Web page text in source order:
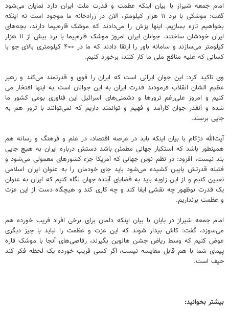
امام جمعه شیراز با بیان اینکه عظمت و قدرت ملت ایران دارد نمایان می‌شود
گفت: موشکی با برد ۱۱ هزار کیلومتر، الان در زرادخانه ما موجود است نه اینکه
بخواهیم تازه بسازیم. اینها پزش را می‌دادند که موشک قاره‌پیما دارند، بچه‌های
ایران خودشان ساختند. جوانان ایران امروز موشک قاره‌پیما با برد بیش از ۱۱ هزار
کیلومتر می‌سازند و سامانه باور را ارتقا دادند که ما در ۴۰۰ کیلومتری بالای جو با
کسانی که علیه منافع ملی ما کار کنند، برخورد کنیم.
وی تاکید کرد: این جوان ایرانی است که ایران را قوی و قدرتمند می‌کند و رهبر
عظیم الشان انقلاب فرمودند قدرت ایران به این جوانان است به اینها افتخار می
کنیم و امروز علی‌رغم ترورها و دشمنی‌های اسرائیل این فناوری بومی کشور ما
شده و آنقدر جوان کارآمد و فهیم و توانمند داریم که نمی‌توانند با ترور هم به
جایی برسند.‌
آیت‌الله دژکام با بیان اینکه باید در عرصه اقتصاد، در علم و فرهنگ و رسانه هم
همینطور باشد که استکبار جهانی مطمئن باشد دستش درباره ایران به هیچ جایی
بند نیست، افزود: در نظم نوین جهانی که آمریکا جزء کشورهای معمولی می‌شود و
فتیله قدرتش پایین کشیده می‌شود باید جای خودمان را به عنوان ایران اسلامی
تعیین کنیم و از این زاویه باید به قضایای آینده جهان نگاه کنیم که ایران به عنوان
یک قدرت نوظهور چه نقشی ایفا کند و چه کاری کند و هیچگاه دست از این عزت
و عظمت برنداریم.
امام جمعه شیراز در پایان با بیان اینکه دلمان برای برخی افراد فریب خورده هم
می‌سوزد، گفت: کاش بیدار شوند که این عزت و عظمت را نباید با چیز دیگری
عوض کنیم که وسط ریاض جشن هالوین بگیرند، رقاصی‌های آنجا با موشک قاره
پیمای شما با هم قابل مقایسه نیست، اگر کسی فریب خورده یک لحظه فکر کند
حیف است.
بیشتر بخوانید: